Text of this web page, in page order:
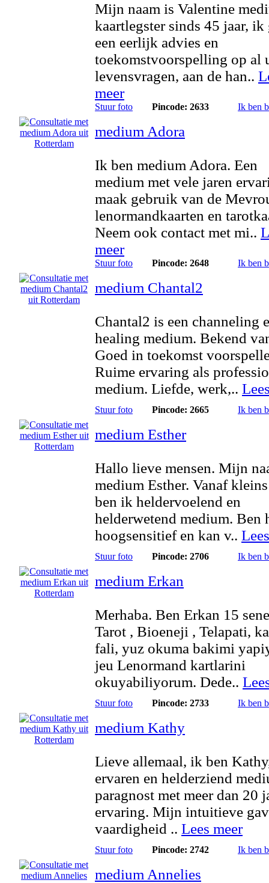
Mijn naam is Valentine
kaartlegster sinds 45 jaar, ik
een eerlijk advies en
toekomstvoorspelling op al
levensvragen, aan de han..
meer
Stuur foto Pincode: 2633 Ik ben
medium Adora
Ik ben medium Adora. Een
medium met vele jaren
maak gebruik van de
lenormandkaarten en
Neem ook contact met mi..
meer
Stuur foto Pincode: 2648 Ik ben
medium Chantal2
Chantal2 is een channeling
healing medium. Bekend
Goed in toekomst
Ruime ervaring als
medium. Liefde, werk,..
Stuur foto Pincode: 2665 Ik ben
medium Esther
Hallo lieve mensen. Mijn
medium Esther. Vanaf
ben ik heldervoelend en
helderwetend medium. Ben
hoogsensitief en kan v..
Stuur foto Pincode: 2706 Ik ben
medium Erkan
Merhaba. Ben Erkan 15
Tarot , Bioeneji , Telapati,
fali, yuz okuma bakimi
jeu Lenormand kartlarini
okuyabiliyorum. Dede..
Stuur foto Pincode: 2733 Ik ben
medium Kathy
Lieve allemaal, ik ben
ervaren en helderziend
paragnost met meer dan 20
ervaring. Mijn intuitieve
vaardigheid .. Lees meer
Stuur foto Pincode: 2742 Ik ben
medium Annelies